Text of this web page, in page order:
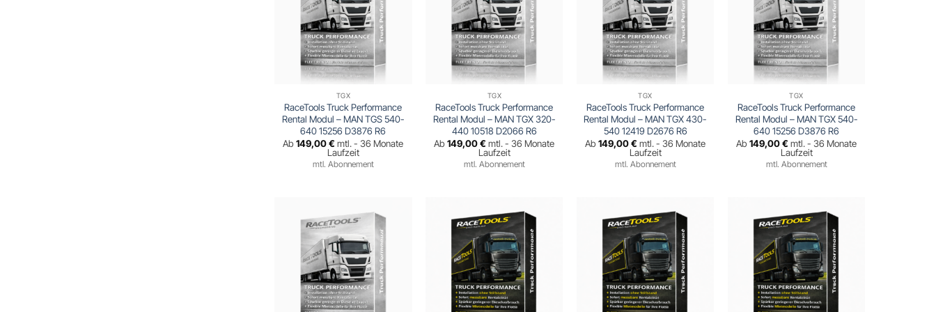
TGX
RaceTools Truck Performance
Rental Modul – MAN TGS 540-
640 15256 D3876 R6
Ab149,00€ mtl. - 36 Monate
Laufzeit
mtl. Abonnement
TGX
RaceTools Truck Performance
Rental Modul – MAN TGX 320-
440 10518 D2066 R6
Ab149,00€ mtl. - 36 Monate
Laufzeit
mtl. Abonnement
TGX
RaceTools Truck Performance
Rental Modul – MAN TGX 430-
540 12419 D2676 R6
Ab149,00€ mtl. - 36 Monate
Laufzeit
mtl. Abonnement
TGX
RaceTools Truck Performance
Rental Modul – MAN TGX 540-
640 15256 D3876 R6
Ab149,00€ mtl. - 36 Monate
Laufzeit
mtl. Abonnement